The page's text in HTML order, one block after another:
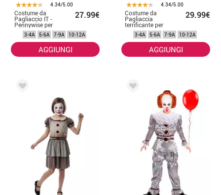
4.34/5.00
Costume da
Pagliaccio IT -
Pennywise per
bambino
27.99€
3-4A 5-6A 7-9A 10-12A
AGGIUNGI
4.34/5.00
Costume da
Pagliaccia
terrificante per
bambina
29.99€
3-4A 5-6A 7-9A 10-12A
AGGIUNGI